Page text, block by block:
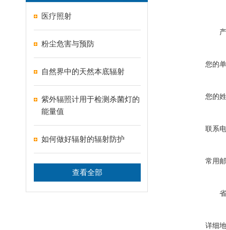
医疗照射
粉尘危害与预防
自然界中的天然本底辐射
紫外辐照计用于检测杀菌灯的
能量值
如何做好辐射的辐射防护
查看全部
您的
您的
联系
常用
详细